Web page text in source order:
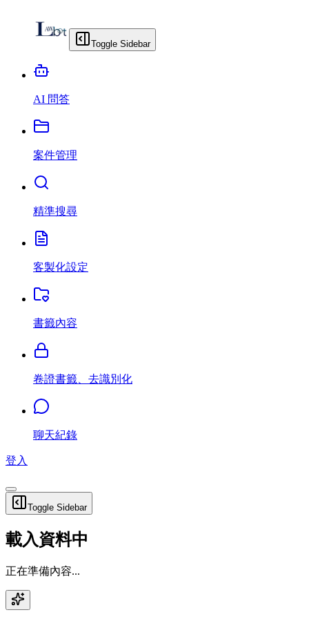
Toggle Sidebar
AI 問答
案件管理
精準搜尋
客製化設定
書籤內容
卷證書籤、去識別化
聊天紀錄
登入
Toggle Sidebar
載入資料中
正在準備內容...